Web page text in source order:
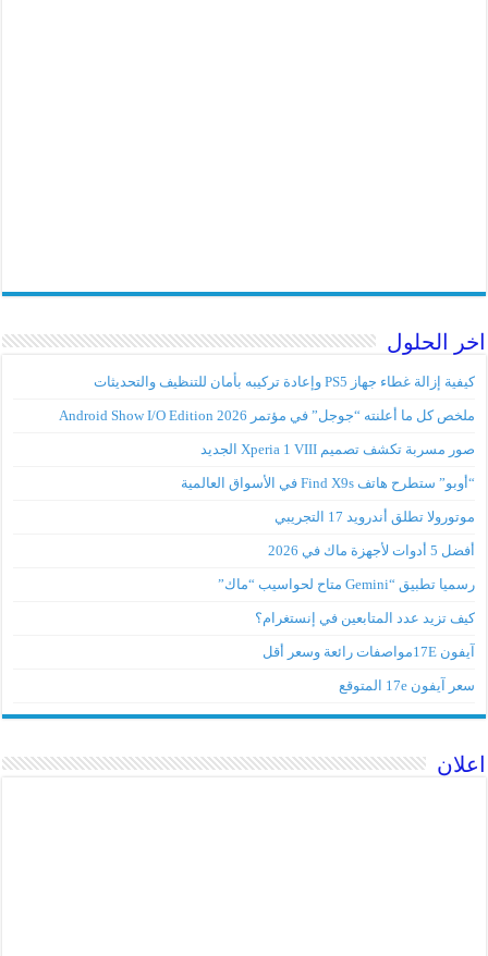
اخر الحلول
كيفية إزالة غطاء جهاز PS5 وإعادة تركيبه بأمان للتنظيف والتحديثات
ملخص كل ما أعلنته “جوجل” في مؤتمر Android Show I/O Edition 2026
صور مسربة تكشف تصميم Xperia 1 VIII الجديد
“أوبو” ستطرح هاتف Find X9s في الأسواق العالمية
موتورولا تطلق أندرويد 17 التجريبي
أفضل 5 أدوات لأجهزة ماك في 2026
رسميا تطبيق “Gemini متاح لحواسيب “ماك”
كيف تزيد عدد المتابعين في إنستغرام؟
آيفون 17Eمواصفات رائعة وسعر أقل
سعر آيفون 17e المتوقع
اعلان